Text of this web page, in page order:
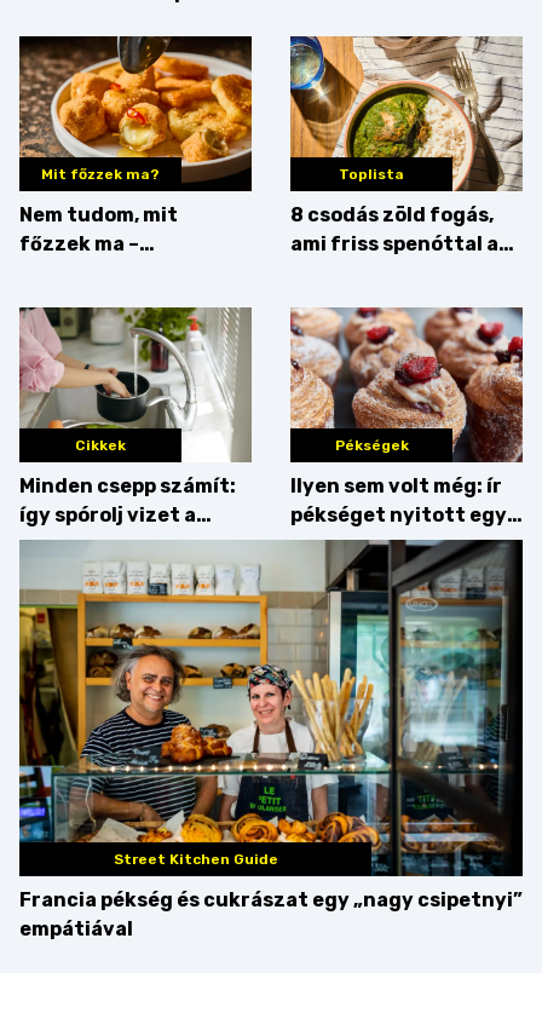
Mit főzzek ma?
Nem tudom, mit
főzzek ma –
camembert
Toplista
8 csodás zöld fogás,
ami friss spenóttal az
Cikkek
Minden csepp számít:
így spórolj vizet a
konyhában
Pékségek
Ilyen sem volt még: ír
pékséget nyitott egy
Dublinból hazatért pár
Street Kitchen Guide
Francia pékség és cukrászat egy „nagy csipetnyi”
empátiával